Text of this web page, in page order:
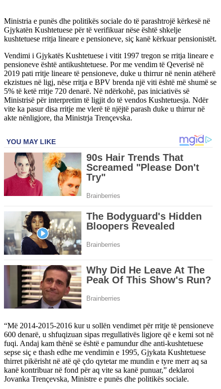
Ministria e punës dhe politikës sociale do të parashtrojë kërkesë në
Gjykatën Kushtetuese për të verifikuar nëse është shkelje
kushtetuese rritja lineare e pensioneve, siç kanë kërkuar pensionistët.
Vendimi i Gjykatës Kushtetuese i vitit 1997 tregon se rritja lineare e
pensioneve është antikushtetuese. Por me vendim të Qeverisë në
2019 pati rritje lineare të pensioneve, duke u thirrur në nenin atëherë
ekzistues në ligj, nëse rritja e BPV brenda një viti është më shumë se
5% të ketë rritje 720 denarë. Në ndërkohë, pas iniciativës së
Ministrisë për interpretim të ligjit do të vendos Kushtetuesja. Ndër
vite ka pasur disa rritje me vlerë të njëjtë parash duke u thirrur në
akte nënligjore, tha Ministrja Trençevska.
“Më 2014-2015-2016 kur u sollën vendimet për rritje të pensioneve
600 denarë, u shfuqizuan sipas rregullativës ligjore që e kemi sot në
fuqi. Andaj kam thënë se është e pamundur dhe anti-kushtetuese
sepse siç e thash edhe me vendimin e 1995, Gjykata Kushtetuese
thirret pikërisht në atë që çdo qytetar me mundin e tyre merr aq sa
kanë kontribuar në fond për aq vite sa kanë punuar,” deklaroi
Jovanka Trençevska, Ministre e punës dhe politikës sociale.